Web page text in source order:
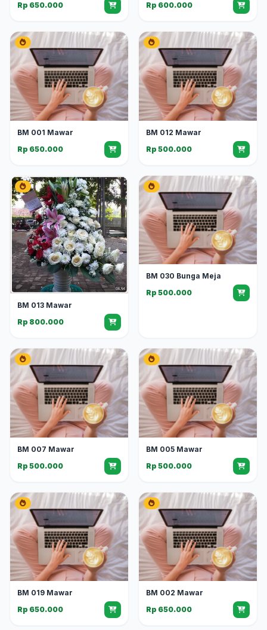
Rp 650.000
Rp 600.000
BM 001 Mawar
Rp 650.000
BM 012 Mawar
Rp 500.000
BM 013 Mawar
Rp 800.000
BM 030 Bunga Meja
Rp 500.000
BM 007 Mawar
Rp 500.000
BM 005 Mawar
Rp 500.000
BM 019 Mawar
Rp 650.000
BM 002 Mawar
Rp 650.000